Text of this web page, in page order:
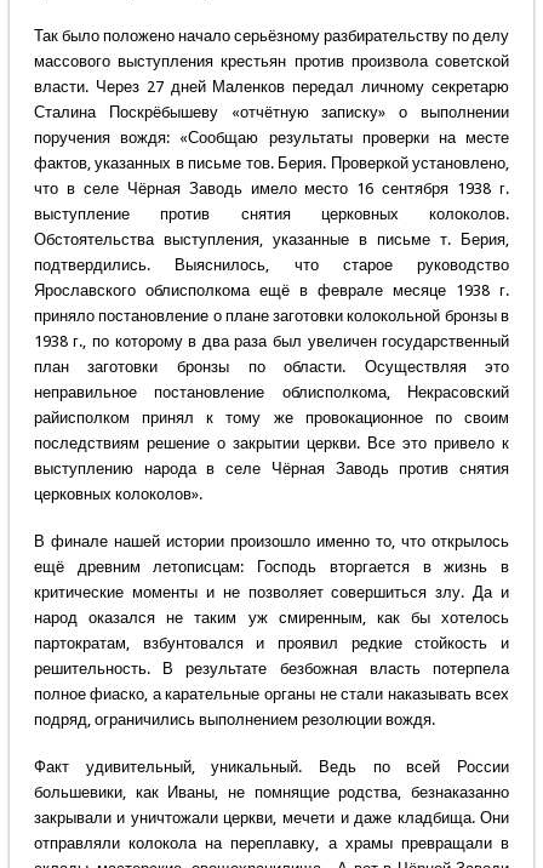
Так было положено начало серьёзному разбирательству по делу
массового выступления крестьян против произвола советской
власти. Через 27 дней Маленков передал личному секретарю
Сталина Поскрёбышеву «отчётную записку» о выполнении
поручения вождя: «Сообщаю результаты проверки на месте
фактов, указанных в письме тов. Берия. Проверкой установлено,
что в селе Чёрная Заводь имело место 16 сентября 1938 г.
выступление против снятия церковных колоколов.
Обстоятельства выступления, указанные в письме т. Берия,
подтвердились. Выяснилось, что старое руководство
Ярославского облисполкома ещё в феврале месяце 1938 г.
приняло постановление о плане заготовки колокольной бронзы в
1938 г., по которому в два раза был увеличен государственный
план заготовки бронзы по области. Осуществляя это
неправильное постановление облисполкома, Некрасовский
райисполком принял к тому же провокационное по своим
последствиям решение о закрытии церкви. Все это привело к
выступлению народа в селе Чёрная Заводь против снятия
церковных колоколов».
В финале нашей истории произошло именно то, что открылось
ещё древним летописцам: Господь вторгается в жизнь в
критические моменты и не позволяет совершиться злу. Да и
народ оказался не таким уж смиренным, как бы хотелось
партократам, взбунтовался и проявил редкие стойкость и
решительность. В результате безбожная власть потерпела
полное фиаско, а карательные органы не стали наказывать всех
подряд, ограничились выполнением резолюции вождя.
Факт удивительный, уникальный. Ведь по всей России
большевики, как Иваны, не помнящие родства, безнаказанно
закрывали и уничтожали церкви, мечети и даже кладбища. Они
отправляли колокола на переплавку, а храмы превращали в